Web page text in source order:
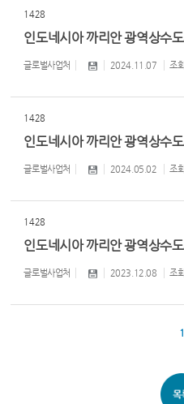
1428
인도네시아 까리안 광역상수
글로벌사업처 2024.11.07 조
1428
인도네시아 까리안 광역상수
글로벌사업처 2024.05.02 조
1428
인도네시아 까리안 광역상수
글로벌사업처 2023.12.08 조
1